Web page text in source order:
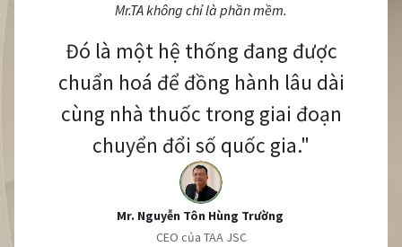
Mr.TA không chỉ là phần mềm.
Đó là một hệ thống đang được
chuẩn hoá để đồng hành lâu dài
cùng nhà thuốc trong giai đoạn
chuyển đổi số quốc gia."
Mr. Nguyễn Tôn Hùng Trường
CEO của TAA JSC